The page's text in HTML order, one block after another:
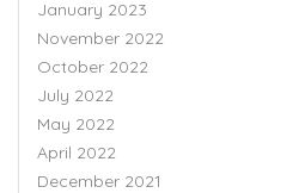
January 2023
November 2022
October 2022
July 2022
May 2022
April 2022
December 2021